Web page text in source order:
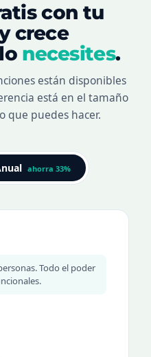
con tu
crece
necesites.
están disponibles
está en el tamaño
que puedes hacer.
ahorra 33%
Todo el poder